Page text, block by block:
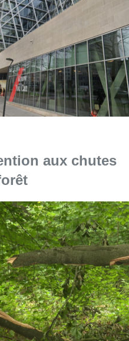
aux chutes